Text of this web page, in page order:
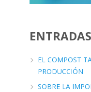
EL COMPOST
PRODUCCIÓN
SOBRE LA